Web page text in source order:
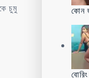
চুমু
কোন